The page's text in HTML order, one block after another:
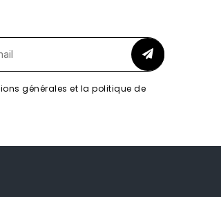
générales et la politique de